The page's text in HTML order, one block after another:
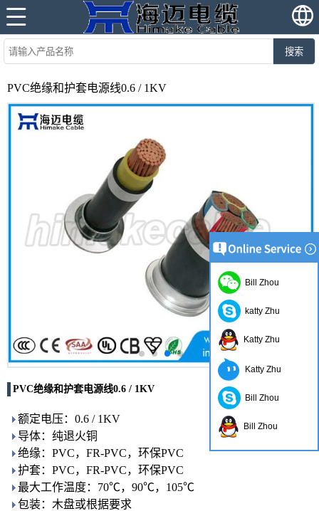
搜索
PVC绝缘和护套电源线0.6 / 1KV
PVC绝缘和护套电源线0.6 / 1KV
额定电压：0.6 / 1KV
导体：纯退火铜
绝缘：PVC，FR-PVC，环保PVC
护套：PVC，FR-PVC，环保PVC
最大工作温度：70℃，90℃，105℃
包装：木盘或根据要求
Bill Zhou
katty Zhu
Katty Zhu
Katty Zhu
Bill Zhou
Bill Zhou